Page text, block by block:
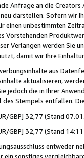
Anfrage an die
darstellen. Sofern wir
unbestimmten
Vorstehenden
Verlangen werden Sie
damit wir Ihre
aus
aktualisieren,
jedoch die in Ihrer
Stempels entfallen.
GBP] 32,77 (Stand
GBP] 32,77 (Stand
entweder
sonstiges